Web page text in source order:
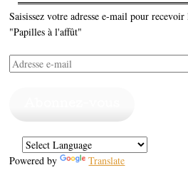
Saisissez votre adresse e-mail pour
"Papilles à l'affût"
Adresse
e-
Powered by Translate